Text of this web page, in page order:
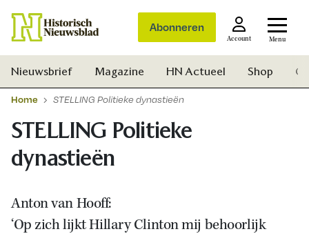
Abonneren
Account Menu
Nieuwsbrief Magazine HN Actueel Shop
Home STELLING Politieke dynastieën
STELLING Politieke
dynastieën
Anton van Hooff:
‘Op zich lijkt Hillary Clinton mij behoorlijk